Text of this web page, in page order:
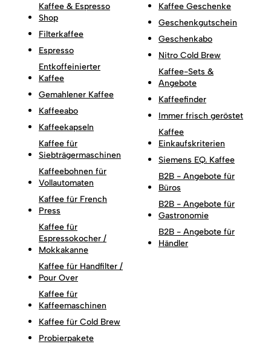
Kaffee & Espresso
Shop
Filterkaffee
Espresso
Entkoffeinierter
Kaffee
Gemahlener Kaffee
Kaffeeabo
Kaffeekapseln
Kaffee für
Siebträgermaschinen
Kaffeebohnen für
Vollautomaten
Kaffee für French
Press
Kaffee für
Espressokocher /
Mokkakanne
Kaffee für Handfilter /
Pour Over
Kaffee für
Kaffeemaschinen
Kaffee für Cold Brew
Probierpakete
Kaffee Geschenke
Geschenkgutschein
Geschenkabo
Nitro Cold Brew
Kaffee-Sets &
Angebote
Kaffeefinder
Immer frisch geröstet
Kaffee
Einkaufskriterien
Siemens EQ. Kaffee
B2B - Angebote für
Büros
B2B - Angebote für
Gastronomie
B2B - Angebote für
Händler